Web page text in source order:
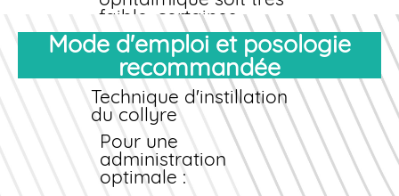
faible, certaines
interactions théoriques
existent :
Anticoagulants oraux
(warfarine) : surveillance
accrue de l'INR
recommandée
Théophylline : risque
théorique
d'augmentation des taux
Mode d'emploi et posologie
recommandée
Technique d'instillation
du collyre
Pour une
administration
optimale :